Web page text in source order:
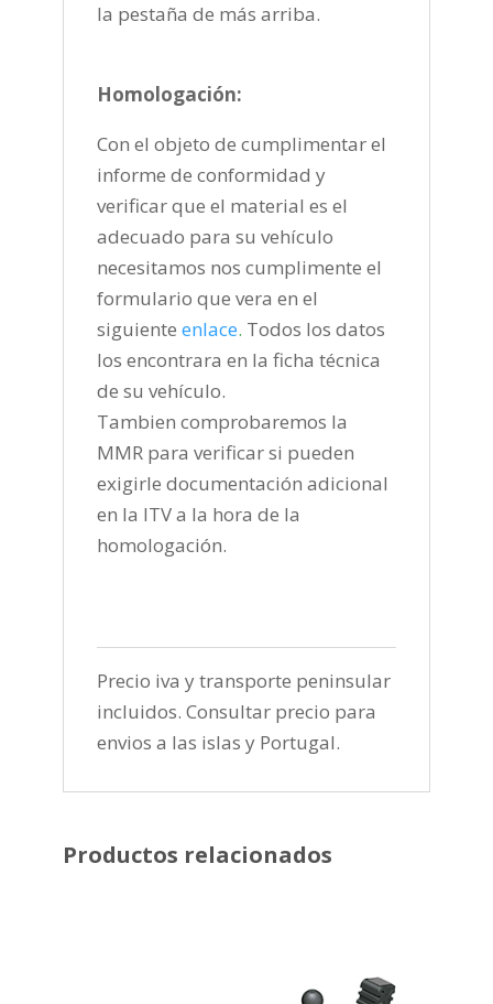
la pestaña de más arriba.
Homologación:
Con el objeto de cumplimentar el
informe de conformidad y
verificar que el material es el
adecuado para su vehículo
necesitamos nos cumplimente el
formulario que vera en el
siguiente enlace. Todos los datos
los encontrara en la ficha técnica
de su vehículo.
Tambien comprobaremos la
MMR para verificar si pueden
exigirle documentación adicional
en la ITV a la hora de la
homologación.
Precio iva y transporte peninsular
incluidos. Consultar precio para
envios a las islas y Portugal.
Productos relacionados